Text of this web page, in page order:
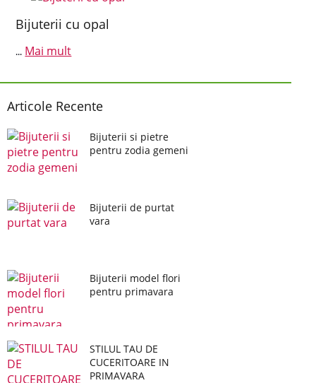
Bijuterii cu opal
... Mai mult
Articole Recente
Bijuterii si pietre
pentru zodia gemeni
Bijuterii de purtat
vara
Bijuterii model flori
pentru primavara
STILUL TAU DE
CUCERITOARE IN
PRIMAVARA